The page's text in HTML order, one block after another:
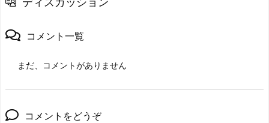
コメント一覧
まだ、コメントがありません
コメントをどうぞ